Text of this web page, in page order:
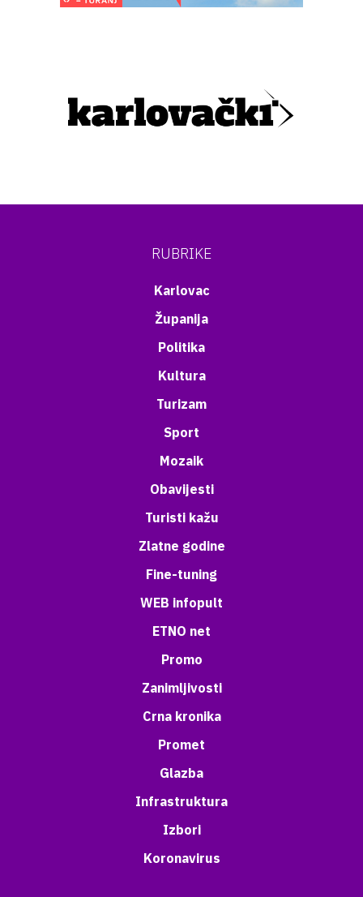
RUBRIKE
Karlovac
Županija
Politika
Kultura
Turizam
Sport
Mozaik
Obavijesti
Turisti kažu
Zlatne godine
Fine-tuning
WEB infopult
ETNO net
Promo
Zanimljivosti
Crna kronika
Promet
Glazba
Infrastruktura
Izbori
Koronavirus